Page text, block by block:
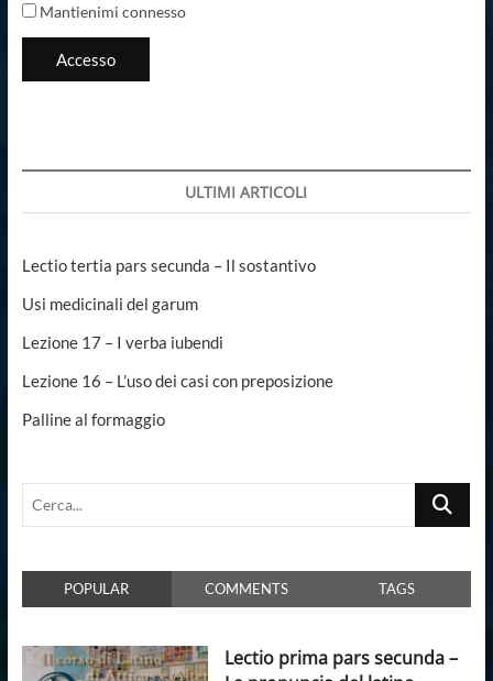
Mantienimi connesso
Accesso
ULTIMI ARTICOLI
Lectio tertia pars secunda – Il sostantivo
Usi medicinali del garum
Lezione 17 – I verba iubendi
Lezione 16 – L’uso dei casi con preposizione
Palline al formaggio
Cerca...
POPULAR COMMENTS TAGS
Lectio prima pars secunda –